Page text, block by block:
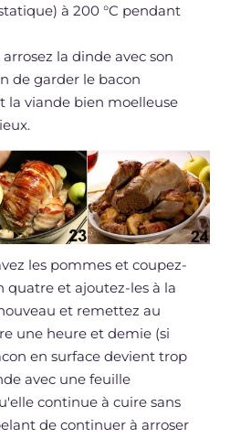
à 200 °C pendant
la dinde avec son
de garder le bacon
la viande bien moelleuse
les pommes et coupez-
quatre et ajoutez-les à la
et remettez au
une heure et demie (si
en surface devient trop
avec une feuille
continue à cuire sans
de continuer à arroser